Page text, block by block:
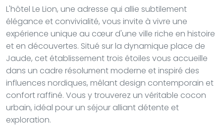
L'hôtel Le Lion, une adresse qui allie subtilement
élégance et convivialité, vous invite à vivre une
expérience unique au cœur d'une ville riche en histoire
et en découvertes. Situé sur la dynamique place de
Jaude, cet établissement trois étoiles vous accueille
dans un cadre résolument moderne et inspiré des
influences nordiques, mêlant design contemporain et
confort raffiné. Vous y trouverez un véritable cocon
urbain, idéal pour un séjour alliant détente et
exploration.